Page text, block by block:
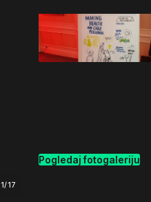
1/17
Pogledaj fotogaleriju